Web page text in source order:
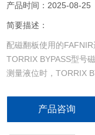
产品时间：2025-08-25
简要描述：
配磁翻板使用的
TORRIX BYPASS型号
测量液位时，TORRIX
有FAFNIR一切的技术特
产品咨询